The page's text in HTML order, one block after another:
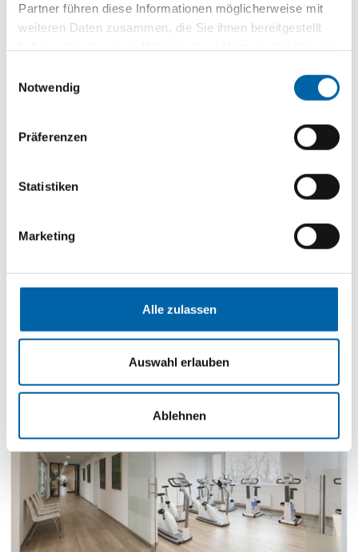
Partner führen diese Informationen möglicherweise mit
weiteren Daten zusammen, die Sie ihnen bereitgestellt
Notwendig
Präferenzen
Statistiken
Marketing
Alle zulassen
Auswahl erlauben
Ablehnen
Unsere Ausstattung
Zu den Kursen